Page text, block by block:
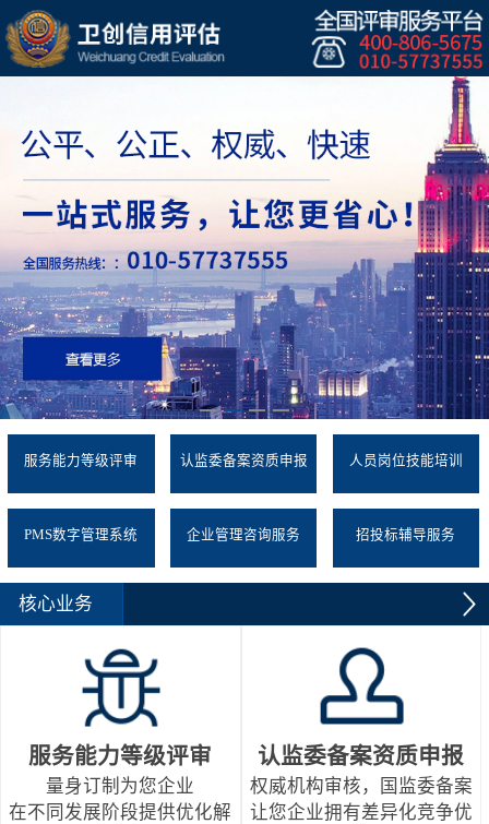
服务能力等级评审 认监委备案资质申报 人员岗位技能培训
PMS数字管理系统 企业管理咨询服务 招投标辅导服务
核心业务
服务能力等级评审
量身订制为您企业
在不同发展阶段提供优化解
认监委备案资质申报
权威机构审核，国监委备案
让您企业拥有差异化竞争优